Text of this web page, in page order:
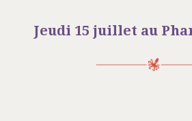
Jeudi 15 juillet au